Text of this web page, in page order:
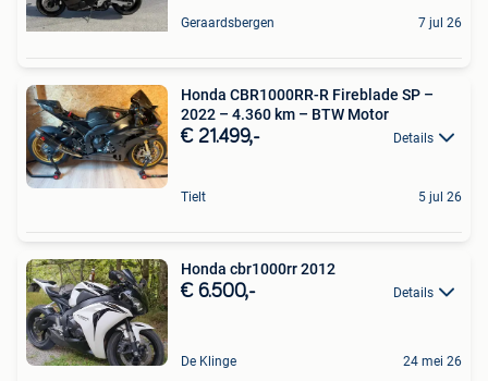
Geraardsbergen 7 jul 26
Honda CBR1000RR-R Fireblade SP –
2022 – 4.360 km – BTW Motor
€ 21.499,- Details
Tielt 5 jul 26
Honda cbr1000rr 2012
€ 6.500,- Details
De Klinge 24 mei 26